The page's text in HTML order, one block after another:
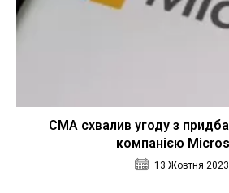
CMA схвалив угоду з
компанією
13 Жовтня 2023